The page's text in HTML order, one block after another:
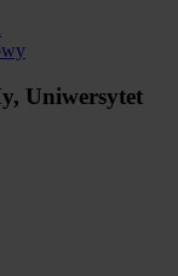
Uniwersytet